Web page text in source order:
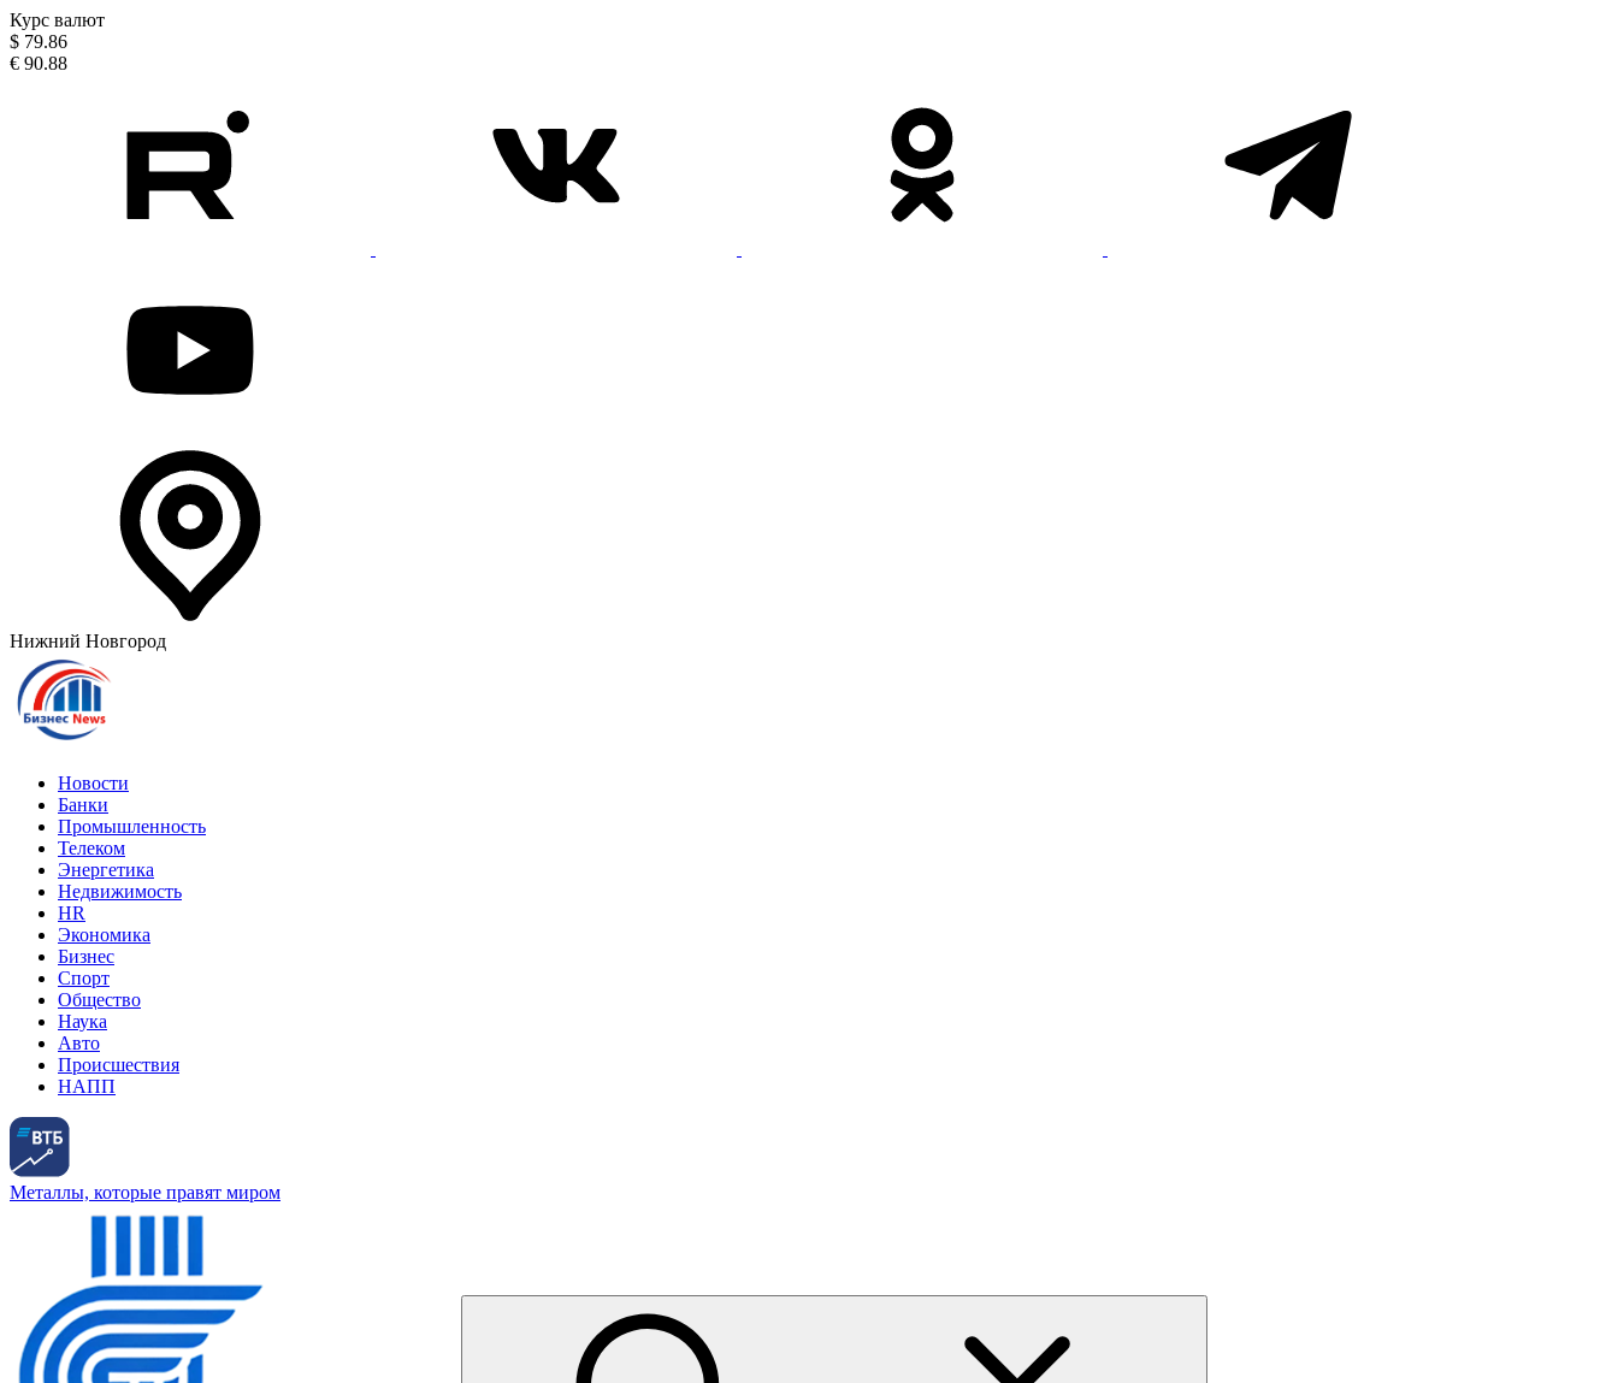
Курс валют
$ 79.86
€ 90.88
Нижний Новгород
Новости
Банки
Промышленность
Телеком
Энергетика
Недвижимость
HR
Экономика
Бизнес
Спорт
Общество
Наука
Авто
Происшествия
НАПП
Металлы, которые правят миром